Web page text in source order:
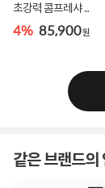
초강력 콤프레샤 ...
4% 85,900원
같은 브랜드의